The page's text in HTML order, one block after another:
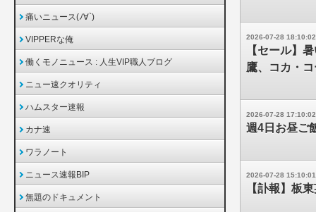
2026-07-28 18:10:02
【セール】
鷹、コカ・
2026-07-28 17:10:02
週4日お昼ご
2026-07-28 15:10:01
【訃報】板
痛いニュース(ﾉ∀`)
VIPPERな俺
働くモノニュース : 人生VIP職人ブログ
ニュー速クオリティ
ハムスター速報
カナ速
ワラノート
ニュース速報BIP
無題のドキュメント